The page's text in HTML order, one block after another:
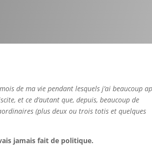
de ma vie pendant lesquels j’ai beaucoup
et ce d’autant que, depuis, beaucoup de
(plus deux ou trois totis et quelques
jamais fait de politique.